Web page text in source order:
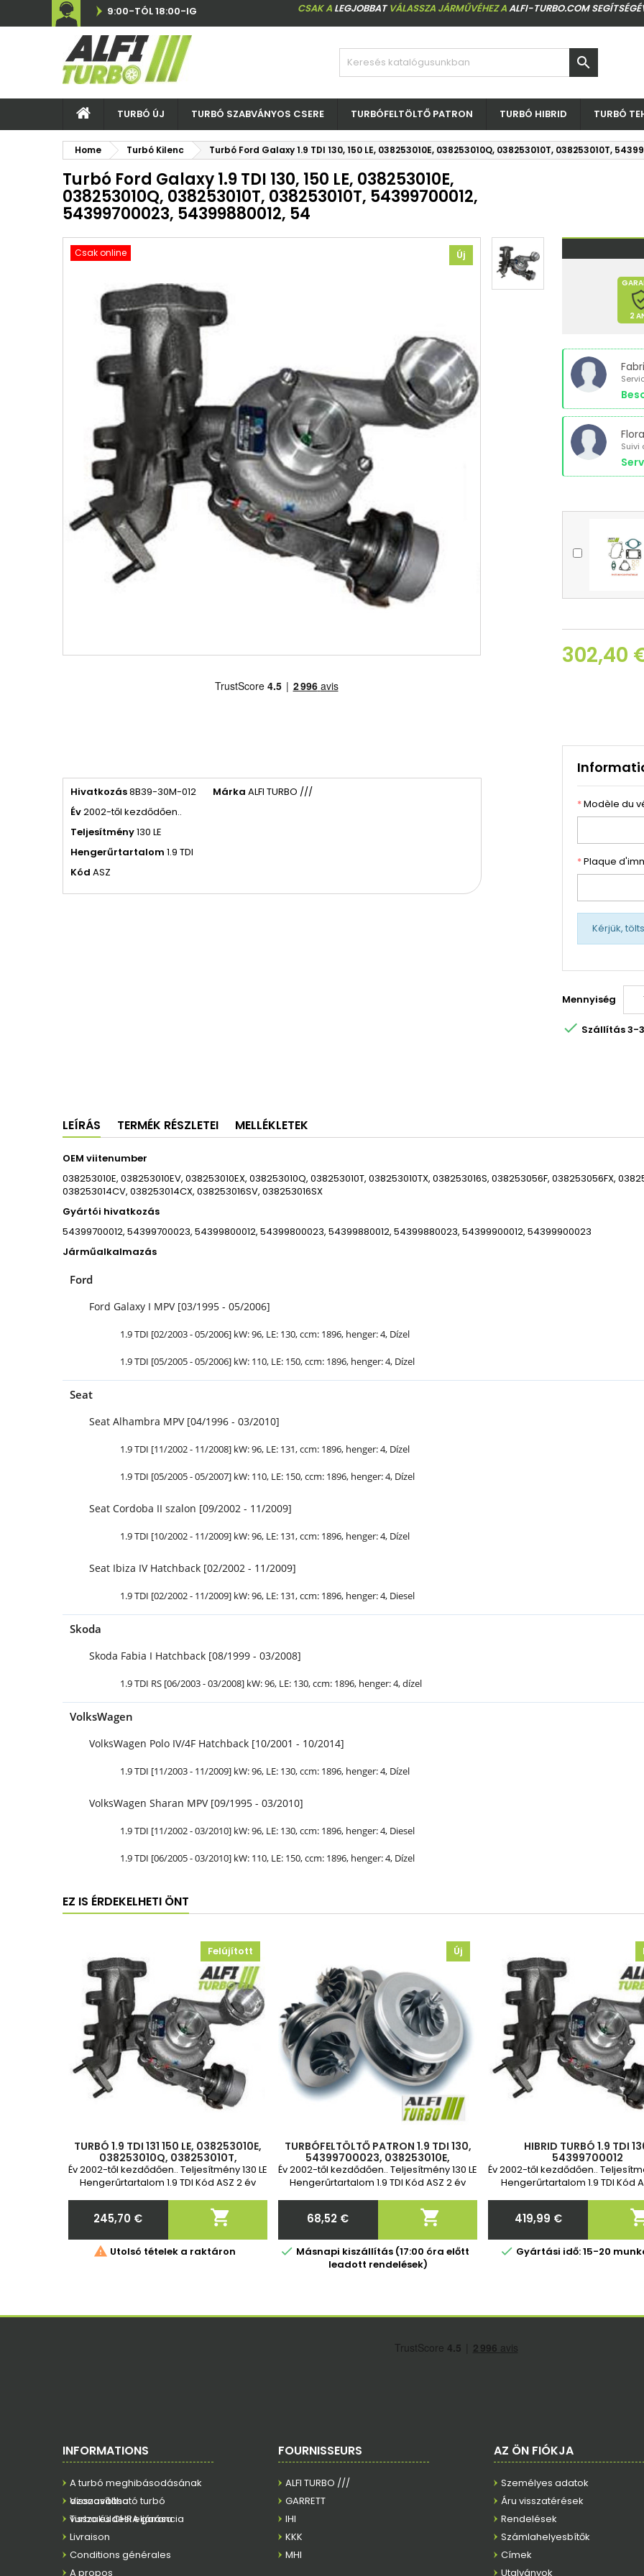
9:00-TÓL 18:00-IG CSAK A LEGJOBBATVÁLASSZA JÁRMŰVÉHEZ AALFI-TURBO.COM

TURBÓ ÚJ TURBÓ SZABVÁNYOS CSERE TURBÓFELTÖLTŐ PATRON TURBÓ HIBRID TURBÓ
Home Turbó Kilenc Turbó Ford Galaxy 1.9 TDI 130, 150 LE, 038253010E, 038253010Q, 038253010T, 038253010T,
Turbó Ford Galaxy 1.9 TDI 130, 150 LE, 038253010E,
038253010Q, 038253010T, 038253010T, 54399700012,
54399700023, 54399880012, 54
Csak online Új
Hivatkozás8B39-30M-012 Márka ALFI TURBO ///
Év2002-től kezdődően..
Teljesítmény130 LE
Hengerűrtartalom 1.9 TDI
Kód ASZ
2
Flora
Suivi
302,40
*Modèle du
*Plaque
Kérjük,
Mennyiség
 Szállítás 3-
LEÍRÁS TERMÉK RÉSZLETEI MELLÉKLETEK
OEM viitenumber
038253010E, 038253010EV, 038253010EX, 038253010Q, 038253010T, 038253010TX, 038253016S, 038253056F, 038253056FX,
038253014CV, 038253014CX, 038253016SV, 038253016SX
Gyártói hivatkozás
54399700012, 54399700023, 54399800012, 54399800023, 54399880012, 54399880023, 54399900012, 54399900023
Járműalkalmazás
Ford
Ford Galaxy I MPV [03/1995 - 05/2006]
1.9 TDI [02/2003 - 05/2006] kW: 96, LE: 130, ccm: 1896, henger: 4, Dízel
1.9 TDI [05/2005 - 05/2006] kW: 110, LE: 150, ccm: 1896, henger: 4, Dízel
Seat
Seat Alhambra MPV [04/1996 - 03/2010]
1.9 TDI [11/2002 - 11/2008] kW: 96, LE: 131, ccm: 1896, henger: 4, Dízel
1.9 TDI [05/2005 - 05/2007] kW: 110, LE: 150, ccm: 1896, henger: 4, Dízel
Seat Cordoba II szalon [09/2002 - 11/2009]
1.9 TDI [10/2002 - 11/2009] kW: 96, LE: 131, ccm: 1896, henger: 4, Dízel
Seat Ibiza IV Hatchback [02/2002 - 11/2009]
1.9 TDI [02/2002 - 11/2009] kW: 96, LE: 131, ccm: 1896, henger: 4, Diesel
Skoda
Skoda Fabia I Hatchback [08/1999 - 03/2008]
1.9 TDI RS [06/2003 - 03/2008] kW: 96, LE: 130, ccm: 1896, henger: 4, dízel
VolksWagen
VolksWagen Polo IV/4F Hatchback [10/2001 - 10/2014]
1.9 TDI [11/2003 - 11/2009] kW: 96, LE: 130, ccm: 1896, henger: 4, Dízel
VolksWagen Sharan MPV [09/1995 - 03/2010]
1.9 TDI [11/2002 - 03/2010] kW: 96, LE: 130, ccm: 1896, henger: 4, Diesel
1.9 TDI [06/2005 - 03/2010] kW: 110, LE: 150, ccm: 1896, henger: 4, Dízel
EZ IS ÉRDEKELHETI ÖNT
Felújított
TURBÓ 1.9 TDI 131 150 LE, 038253010E,
038253010Q, 038253010T,
54399700012, 54399700023,
54399880012, 54399880023
Év 2002-től kezdődően.. Teljesítmény 130 LE
Hengerűrtartalom 1.9 TDI Kód ASZ 2 év
Ár
245,70 € 
 Utolsó tételek a raktáron
Új
TURBÓFELTÖLTŐ PATRON 1.9 TDI 130,
54399700023, 038253010E,
038253010Q, 038253010T,
038253016S, 038253056F,
Év 2002-től kezdődően.. Teljesítmény 130 LE
Hengerűrtartalom 1.9 TDI Kód ASZ 2 év
Ár
68,52 € 
 Másnapi kiszállítás (17:00 óra előtt
leadott rendelések)
HIBRID TURBÓ 1.9 TDI
54399700012
Év 2002-től kezdődően..
Hengerűrtartalom 1.9 TDI Kód
Ár
419,99 €
 Gyártási idő: 15-20
INFORMATIONS
A turbó meghibásodásának
azonosítása
Visszaváltható turbó
visszaküldési eljárása
Turbo és CHRA garancia
Livraison
Conditions générales
A propos
FOURNISSEURS
ALFI TURBO ///
GARRETT
IHI
KKK
MHI
AZ ÖN FIÓKJA
Személyes adatok
Áru visszatérések
Rendelések
Számlahelyesbítők
Címek
Utalványok